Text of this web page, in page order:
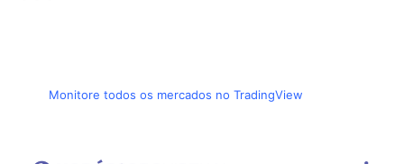
Monitore todos os mercados no TradingView